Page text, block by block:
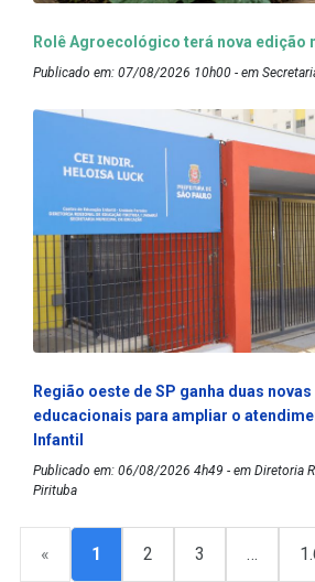
Rolê Agroecológico terá nova edição
Publicado em: 07/08/2026 10h00 - em
Região oeste de SP ganha duas
educacionais para ampliar o
Infantil
Publicado em: 06/08/2026 4h49 - em Diretoria
Pirituba
« 1 2 3 …